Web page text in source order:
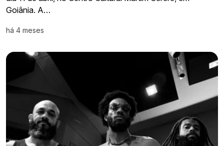
Goiânia. A…
há 4 meses